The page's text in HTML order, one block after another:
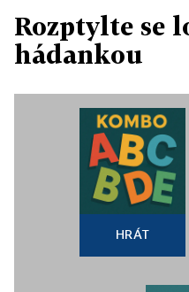
Rozptylte se
hádankou
HRÁT